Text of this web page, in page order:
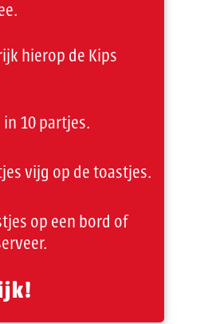
hierop de Kips
10 partjes.
vijg op de toastjes.
op een bord of